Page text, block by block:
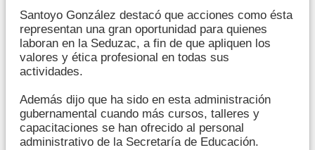
Santoyo González destacó que acciones como ésta
representan una gran oportunidad para quienes
laboran en la Seduzac, a fin de que apliquen los
valores y ética profesional en todas sus
actividades.
Además dijo que ha sido en esta administración
gubernamental cuando más cursos, talleres y
capacitaciones se han ofrecido al personal
administrativo de la Secretaría de Educación.